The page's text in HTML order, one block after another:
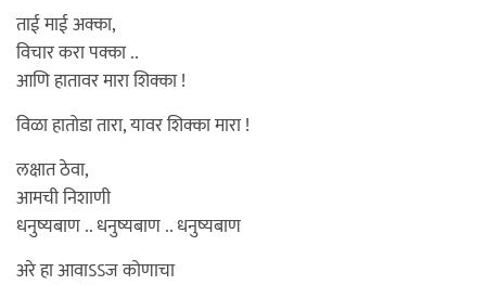
ताई माई अक्का,
विचार करा पक्का ..
आणि हातावर मारा शिक्का !
विळा हातोडा तारा, यावर शिक्का मारा !
लक्षात ठेवा,
आमची निशाणी
धनुष्यबाण .. धनुष्यबाण .. धनुष्यबाण
अरे हा आवाऽऽज कोणाचा